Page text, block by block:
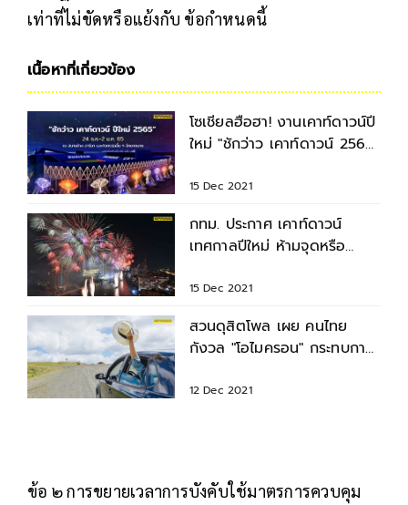
เท่าที่ไม่ขัดหรือแย้งกับ ข้อกำหนดนี้
เนื้อหาที่เกี่ยวข้อง
โซเชียลฮือฮา! งานเคาท์ดาวน์ปี
ใหม่ "ชักว่าว เคาท์ดาวน์ 2565"
15 Dec 2021
กทม. ประกาศ เคาท์ดาวน์
เทศกาลปีใหม่ ห้ามจุดหรือ
15 Dec 2021
สวนดุสิตโพล เผย คนไทย
กังวล "โอไมครอน" กระทบการ
12 Dec 2021
ข้อ ๒ การขยายเวลาการบังคับใช้มาตรการควบคุม